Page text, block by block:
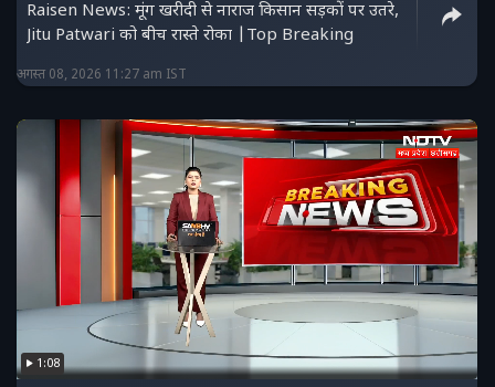
Raisen News: मूंग खरीदी से नाराज किसान सड़कों पर उतरे,
Jitu Patwari को बीच रास्ते रोका |Top Breaking
अगस्त 08, 2026 11:27 am IST
1:08